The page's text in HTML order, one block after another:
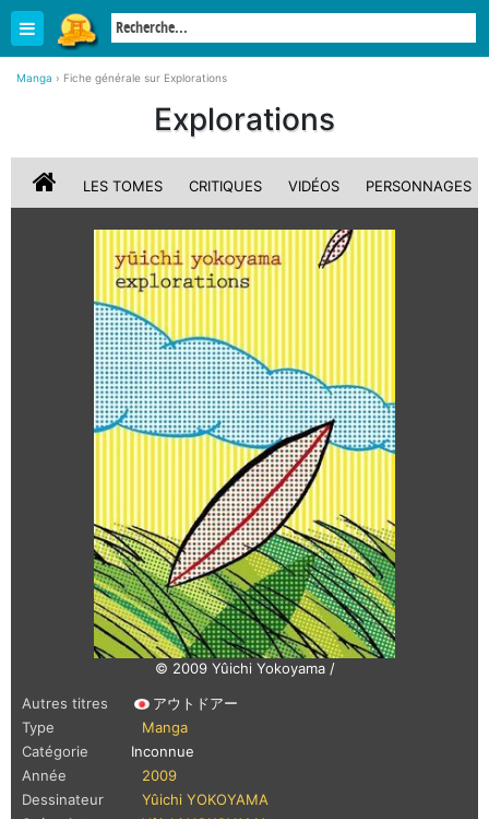
Manga › Fiche générale sur Explorations
Explorations
LES TOMES CRITIQUES VIDÉOS PERSONNAGES
© 2009 Yûichi Yokoyama /
Autres titres
アウトドアー
Type
Manga
Catégorie
Inconnue
Année
2009
Dessinateur
Yûichi YOKOYAMA